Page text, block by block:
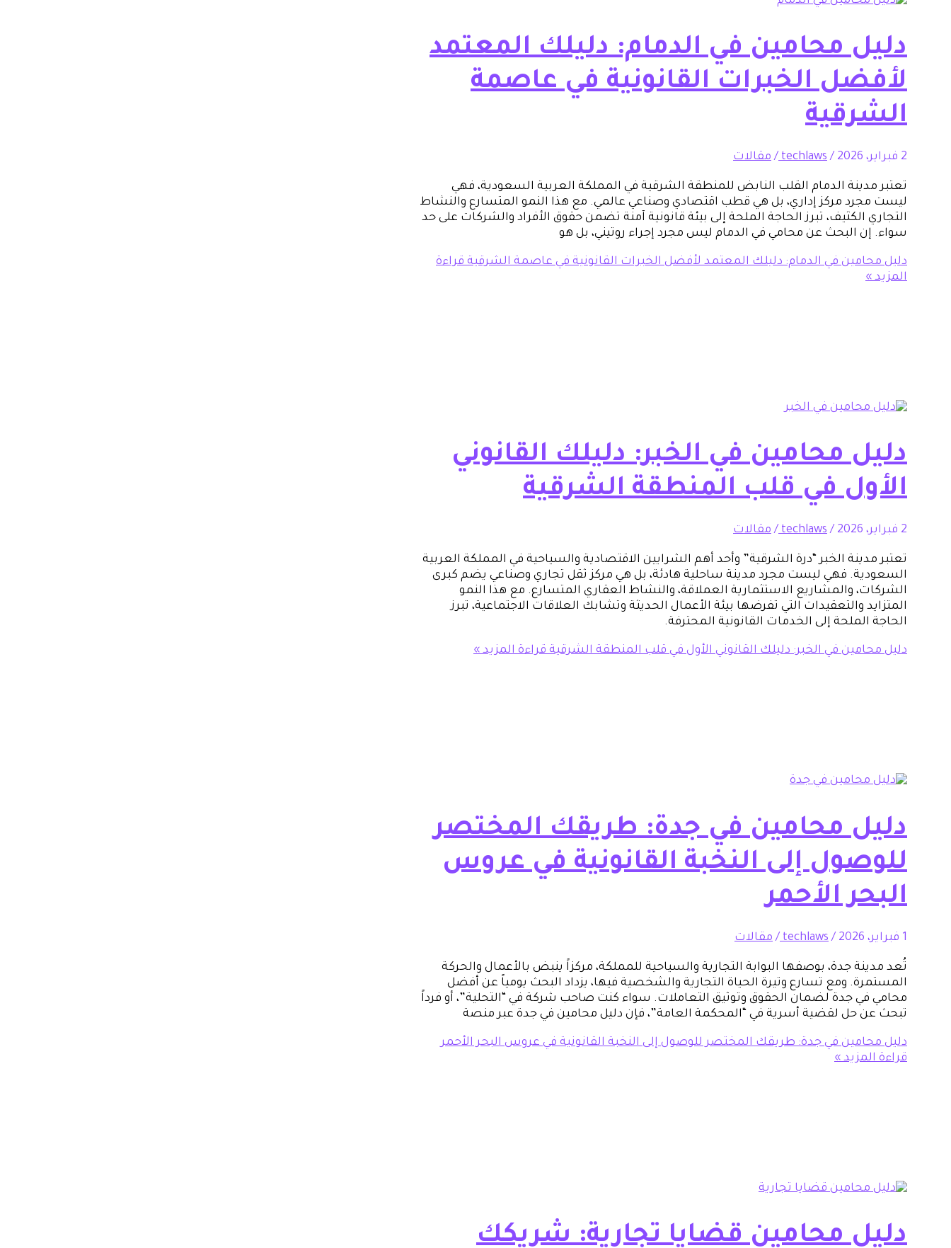
دليل محامين في الدمام: دليلك المعتمد
لأفضل الخبرات القانونية في عاصمة
الشرقية
2 فبراير، 2026 /
techlaws
/مقالات
تعتبر مدينة الدمام القلب النابض للمنطقة الشرقية في المملكة العربية السعودية، فهي
ليست مجرد مركز إداري، بل هي قطب اقتصادي وصناعي عالمي. مع هذا النمو المتسارع والنشاط
التجاري الكثيف، تبرز الحاجة الملحة إلى بيئة قانونية آمنة تضمن حقوق الأفراد والشركات على حد
سواء. إن البحث عن محامي في الدمام ليس مجرد إجراء روتيني، بل هو
دليل محامين في الدمام: دليلك المعتمد لأفضل الخبرات القانونية في عاصمة الشرقيةقراءة
المزيد »
دليل محامين في الخبر: دليلك القانوني
الأول في قلب المنطقة الشرقية
2 فبراير، 2026 /
techlaws
/مقالات
تعتبر مدينة الخبر “درة الشرقية” وأحد أهم الشرايين الاقتصادية والسياحية في المملكة العربية
السعودية. فهي ليست مجرد مدينة ساحلية هادئة، بل هي مركز ثقل تجاري وصناعي يضم كبرى
الشركات، والمشاريع الاستثمارية العملاقة، والنشاط العقاري المتسارع. مع هذا النمو
المتزايد والتعقيدات التي تفرضها بيئة الأعمال الحديثة وتشابك العلاقات الاجتماعية، تبرز
الحاجة الملحة إلى الخدمات القانونية المحترفة.
دليل محامين في الخبر: دليلك القانوني الأول في قلب المنطقة الشرقيةقراءة المزيد »
دليل محامين في جدة: طريقك المختصر
للوصول إلى النخبة القانونية في عروس
البحر الأحمر
1 فبراير، 2026 /
techlaws
/مقالات
تُعد مدينة جدة، بوصفها البوابة التجارية والسياحية للمملكة، مركزاً ينبض بالأعمال والحركة
المستمرة. ومع تسارع وتيرة الحياة التجارية والشخصية فيها، يزداد البحث يومياً عن أفضل
محامي في جدة لضمان الحقوق وتوثيق التعاملات. سواء كنت صاحب شركة في “التحلية”، أو فرداً
تبحث عن حل لقضية أسرية في “المحكمة العامة”، فإن دليل محامين في جدة عبر منصة
دليل محامين في جدة: طريقك المختصر للوصول إلى النخبة القانونية في عروس البحر الأحمر
قراءة المزيد »
دليل محامين قضايا تجارية: شريكك